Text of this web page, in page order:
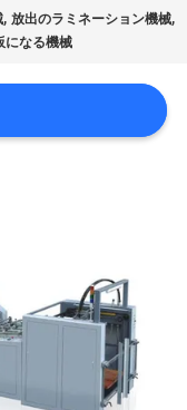
,放出のラミネーション機械,
になる機械